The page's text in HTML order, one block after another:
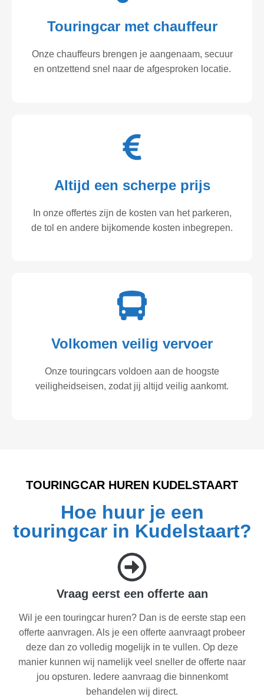
Touringcar met chauffeur
Onze chauffeurs brengen je aangenaam, secuur
en ontzettend snel naar de afgesproken locatie.
Altijd een scherpe prijs
In onze offertes zijn de kosten van het parkeren,
de tol en andere bijkomende kosten inbegrepen.
Volkomen veilig vervoer
Onze touringcars voldoen aan de hoogste
veiligheidseisen, zodat jij altijd veilig aankomt.
TOURINGCAR HUREN KUDELSTAART
Hoe huur je een
touringcar in Kudelstaart?
Vraag eerst een offerte aan
Wil je een touringcar huren? Dan is de eerste stap een
offerte aanvragen. Als je een offerte aanvraagt probeer
deze dan zo volledig mogelijk in te vullen. Op deze
manier kunnen wij namelijk veel sneller de offerte naar
jou opsturen. Iedere aanvraag die binnenkomt
behandelen wij direct.